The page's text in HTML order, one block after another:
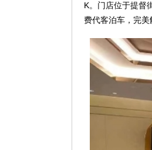
K。门店位于提督
费代客泊车，完